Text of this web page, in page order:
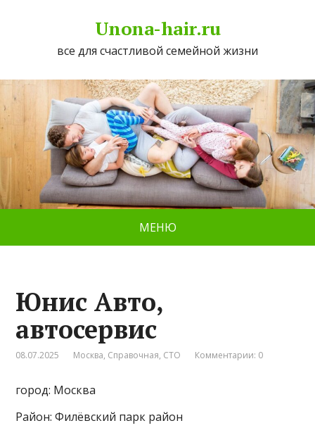
Unona-hair.ru
все для счастливой семейной жизни
МЕНЮ
Юнис Авто,
автосервис
08.07.2025 Москва, Справочная, СТО Комментарии: 0
город: Москва
Район: Филёвский парк район